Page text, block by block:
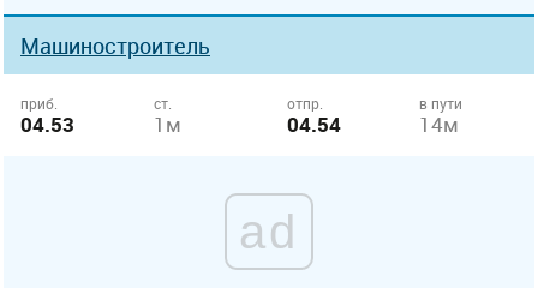
Машиностроитель
приб.
04.53
ст.
1м
отпр.
04.54
в пути
14м
ad